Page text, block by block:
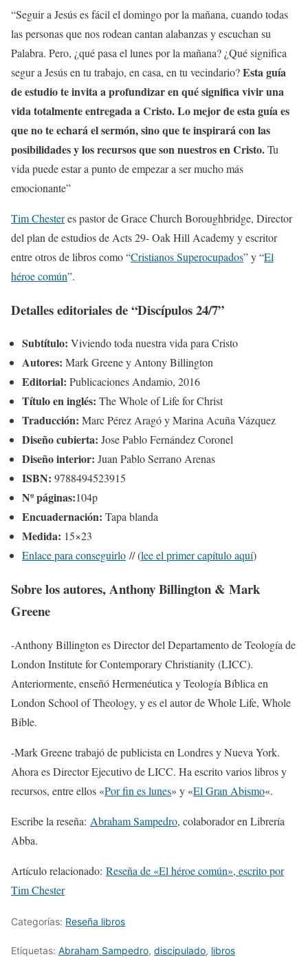
“Seguir a Jesús es fácil el domingo por la mañana, cuando todas
las personas que nos rodean cantan alabanzas y escuchan su
Palabra. Pero, ¿qué pasa el lunes por la mañana? ¿Qué significa
segur a Jesús en tu trabajo, en casa, en tu vecindario?Esta guía
de estudio te invita a profundizar en qué significa vivir una
vida totalmente entregada a Cristo. Lo mejor de esta guía es
que no te echará el sermón, sino que te inspirará con las
posibilidades y los recursos que son nuestros en Cristo.Tu
vida puede estar a punto de empezar a ser mucho más
emocionante”
Tim Chesteres pastor de Grace Church Boroughbridge, Director
del plan de estudios de Acts 29- Oak Hill Academy y escritor
entre otros de libros como “Cristianos Superocupados” y “El
héroe común”.
Detalles editoriales de “Discípulos 24/7”
Subtítulo: Viviendo toda nuestra vida para Cristo
Autores: Mark Greene y Antony Billington
Editorial: Publicaciones Andamio, 2016
Título en inglés: The Whole of Life for Christ
Traducción: Marc Pérez Aragó y Marina Acuña Vázquez
Diseño cubierta: Jose Pablo Fernández Coronel
Diseño interior: Juan Pablo Serrano Arenas
ISBN: 9788494523915
Nº páginas:104p
Encuadernación: Tapa blanda
Medida: 15×23
Enlace para conseguirlo // (lee el primer capítulo aquí)
Sobre los autores, Anthony Billington & Mark
Greene
-Anthony Billington es Director del Departamento de Teología de
London Institute for Contemporary Christianity (LICC).
Anteriormente, enseñó Hermenéutica y Teología Bíblica en
London School of Theology, y es el autor de Whole Life, Whole
Bible.
-Mark Greene trabajó de publicista en Londres y Nueva York.
Ahora es Director Ejecutivo de LICC. Ha escrito varios libros y
recursos, entre ellos «Por fin es lunes» y «El Gran Abismo«.
Escribe la reseña: Abraham Sampedro, colaborador en Librería
Abba.
Artículo relacionado: Reseña de «El héroe común», escrito por
Tim Chester
Categorías: Reseña libros
Etiquetas: Abraham Sampedro, discipulado, libros